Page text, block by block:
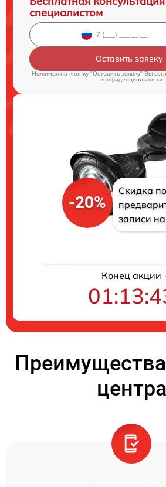
специалистом
Оставить заявку
Нажимая на кнопку "Оставить заявку" Вы
конфиденциальности
-20%
Скидка по
записи
Конец акции
центра